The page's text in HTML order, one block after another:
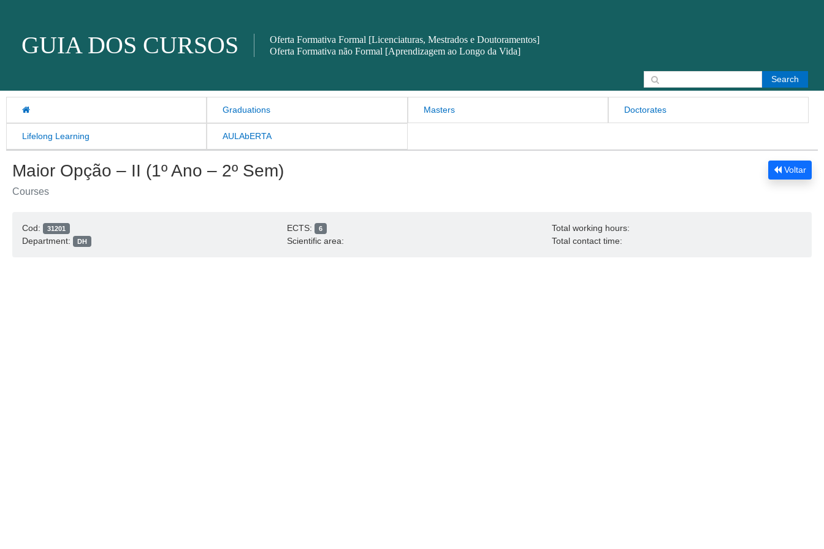
GUIA DOS CURSOS
Oferta Formativa Formal [Licenciaturas, Mestrados e Doutoramentos]
Oferta Formativa não Formal [Aprendizagem ao Longo da Vida]
Graduations Masters Doctorates
Lifelong Learning AULAbERTA
Search for:
Voltar
Maior Opção – II (1º Ano – 2º Sem)
Courses
Cod: 31201
Department: DH
ECTS: 6
Scientific area:
Total working hours:
Total contact time: